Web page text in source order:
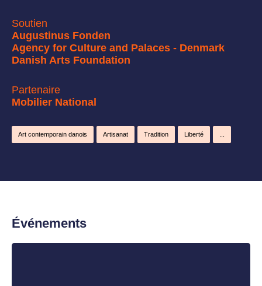
Soutien
Augustinus Fonden
Agency for Culture and Palaces - Denmark
Danish Arts Foundation
Partenaire
Mobilier National
Art contemporain danois Artisanat Tradition Liberté
Événements